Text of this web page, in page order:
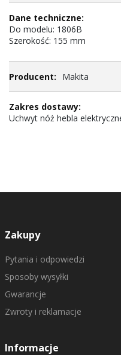
Do modelu: 1806B
Szerokość: 155 mm
Makita
Uchwyt nóż hebla
Zakupy
Pytania i odpowiedzi
Sposoby wysyłki
Gwarancje
Zwroty i reklamacje
Informacje